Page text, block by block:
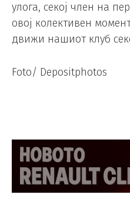
улога, секој член на
овој колективен
движи нашиот клуб
Foto/ Depositphotos